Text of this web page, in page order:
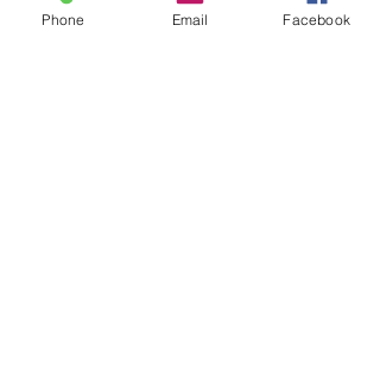
Phone Email Facebook